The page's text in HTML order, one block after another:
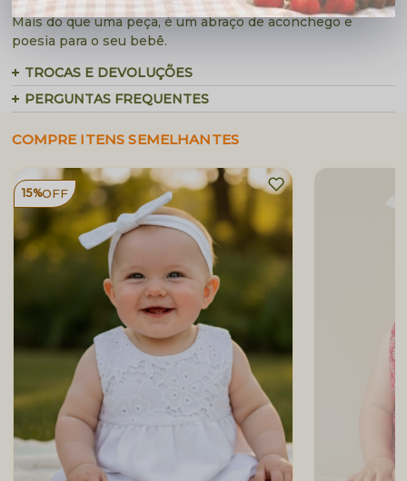
Mais do que uma peça, é um abraço de aconchego e
poesia para o seu bebê.
PERGUNTAS FREQUENTES
TROCAS E DEVOLUÇÕES
COMPRE ITENS SEMELHANTES
15%OFF